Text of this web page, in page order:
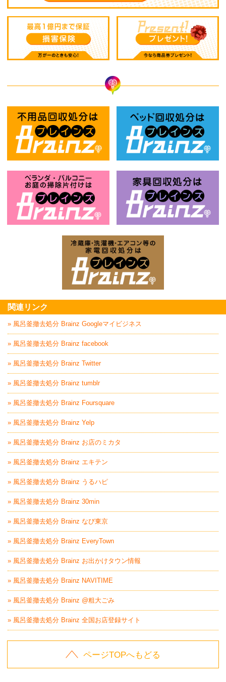
関連リンク
» 風呂釜撤去処分 Brainz Googleマイビジネス
» 風呂釜撤去処分 Brainz facebook
» 風呂釜撤去処分 Brainz Twitter
» 風呂釜撤去処分 Brainz tumblr
» 風呂釜撤去処分 Brainz Foursquare
» 風呂釜撤去処分 Brainz Yelp
» 風呂釜撤去処分 Brainz お店のミカタ
» 風呂釜撤去処分 Brainz エキテン
» 風呂釜撤去処分 Brainz うるハピ
» 風呂釜撤去処分 Brainz 30min
» 風呂釜撤去処分 Brainz なび東京
» 風呂釜撤去処分 Brainz EveryTown
» 風呂釜撤去処分 Brainz お出かけタウン情報
» 風呂釜撤去処分 Brainz NAVITIME
» 風呂釜撤去処分 Brainz @粗大ごみ
» 風呂釜撤去処分 Brainz 全国お店登録サイト
ページTOPへもどる